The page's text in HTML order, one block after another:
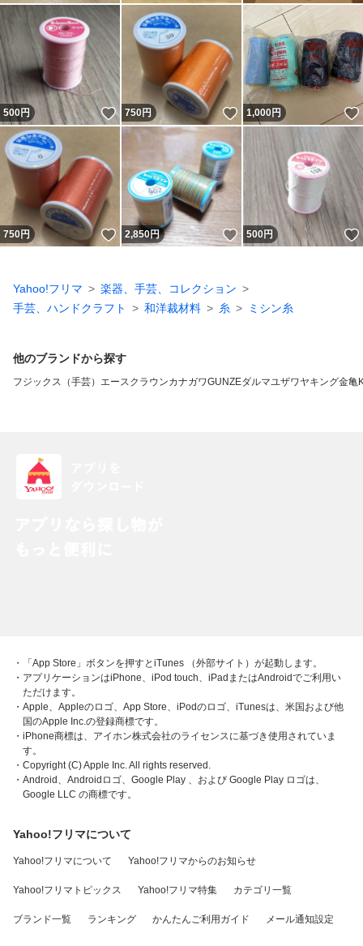
500円 いいね！
750円 いいね！
1,000円
750円 いいね！
2,850円 いいね！
500円
Yahoo!フリマ
楽器、手芸、コレクション
手芸、ハンドクラフト
和洋裁材料 糸 ミシン糸
他のブランドから探す
フジックス（手芸） エースクラウンカナガワGUNZEダルマユザワヤキング金亀
・「App Store」ボタンを押すとiTunes （外部サイト）が起動します。
・アプリケーションはiPhone、iPod touch、iPadまたはAndroidでご利用い
ただけます。
・Apple、Appleのロゴ、App Store、iPodのロゴ、iTunesは、米国および他
国のApple Inc.の登録商標です。
・iPhone商標は、アイホン株式会社のライセンスに基づき使用されていま
す。
・Copyright (C) Apple Inc. All rights reserved.
・Android、Androidロゴ、Google Play 、および Google Play ロゴは、
Google LLC の商標です。
Yahoo!フリマについて
Yahoo!フリマについて Yahoo!フリマからのお知らせ
Yahoo!フリマトピックス Yahoo!フリマ特集 カテゴリ一覧
ブランド一覧 ランキング かんたんご利用ガイド メール通知設定